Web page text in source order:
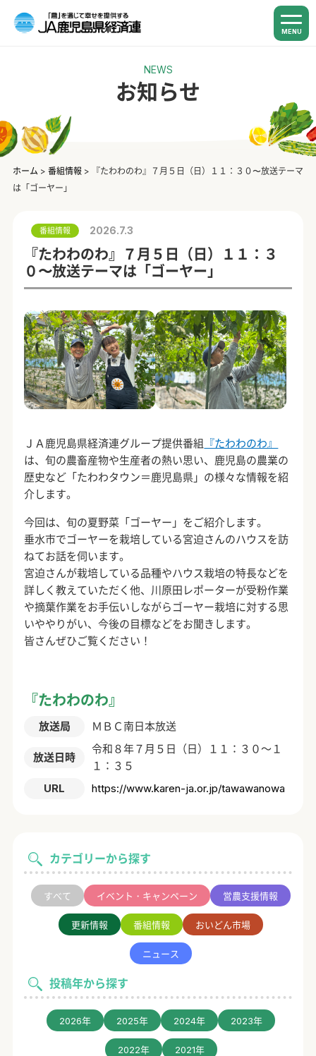
MENU
NEWS
お知らせ
ホーム > 番組情報 >
『たわわのわ』７月５日（日）１１：３０〜放送テーマ
は「ゴーヤー」
カテゴリーから探す
すべて イベント・キャンペーン 営農支援情報
更新情報 番組情報 おいどん市場
ニュース
投稿年から探す
2026年 2025年 2024年 2023年
2022年 2021年
番組情報 2026.7.3
『たわわのわ』７月５日（日）１１：３
０〜放送テーマは「ゴーヤー」
ＪＡ鹿児島県経済連グループ提供番組 『たわわのわ』
は、旬の農畜産物や生産者の熱い思い、鹿児島の農業の
歴史など「たわわタウン＝鹿児島県」の様々な情報を紹
介します。
今回は、旬の夏野菜「ゴーヤー」をご紹介します。
垂水市でゴーヤーを栽培している宮迫さんのハウスを訪
ねてお話を伺います。
宮迫さんが栽培している品種やハウス栽培の特長などを
詳しく教えていただく他、川原田レポーターが受粉作業
や摘葉作業をお手伝いしながらゴーヤー栽培に対する思
いややりがい、今後の目標などをお聞きします。
皆さんぜひご覧ください！
『たわわのわ』
放送局 ＭＢＣ南日本放送
放送日時
令和８年７月５日（日）１１：３０～１
１：３５
URL
https://www.karen-ja.or.jp/tawawanowa